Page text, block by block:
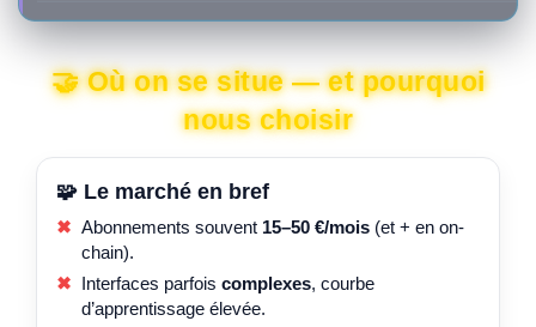
🤝 Où on se situe — et pourquoi
nous choisir
🧩 Le marché en bref
Abonnements souvent 15–50 €/mois (et + en on-
chain).
Interfaces parfois complexes, courbe
d’apprentissage élevée.